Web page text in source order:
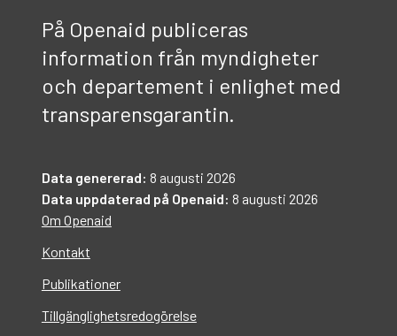
På Openaid publiceras
information från myndigheter
och departement i enlighet med
transparensgarantin.
Data genererad: 8 augusti 2026
Data uppdaterad på Openaid: 8 augusti 2026
Om Openaid
Kontakt
Publikationer
Tillgänglighetsredogörelse